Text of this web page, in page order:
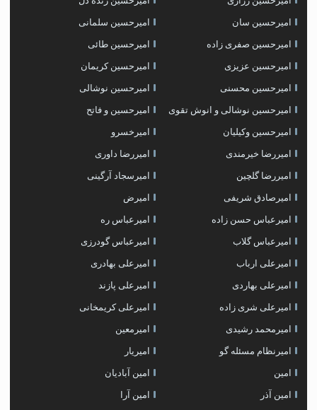
امیرحسین سان امیرحسین سلمانی
امیرحسین صفری زاده امیرحسین طائی
امیرحسین عزیزی امیرحسین کریمان
امیرحسین محسنی امیرحسین نوشالی
امیرحسین نوشالی و انوش تقوی امیرحسین و فاتح
امیرحسین وکیلیان امیرخسرو
امیررضا خیرمندی امیررضا داوری
امیررضا گلچین امیرسجاد آرگینی
امیرصادق شریفی امیرض
امیرعباس حسن زاده امیرعباس ره
امیرعباس گلاب امیرعباس گودرزی
امیرعلی ارباب امیرعلی بهادری
امیرعلی بهاردی امیرعلی پازند
امیرعلی شری زاده امیرعلی کریمخانی
امیرمحمد رشیدی امیرمعین
امیرنظام مسئله گو امیریار
امین امین آبادیان
امین آذر امین آرا